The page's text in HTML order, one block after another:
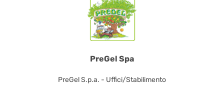
PreGel Spa
PreGel S.p.a. - Uffici/Stabilimento